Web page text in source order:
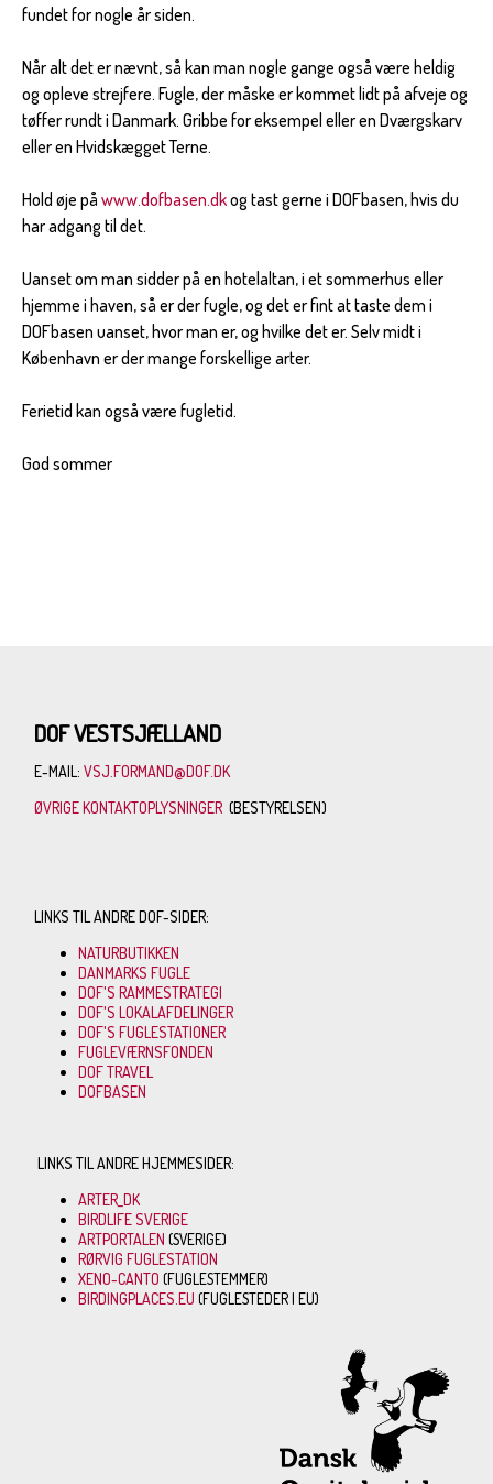
fundet for nogle år siden.
Når alt det er nævnt, så kan man nogle gange også være heldig
og opleve strejfere. Fugle, der måske er kommet lidt på afveje og
tøffer rundt i Danmark. Gribbe for eksempel eller en Dværgskarv
eller en Hvidskægget Terne.
Hold øje på www.dofbasen.dkog tast gerne i DOFbasen, hvis du
har adgang til det.
Uanset om man sidder på en hotelaltan, i et sommerhus eller
hjemme i haven, så er der fugle, og det er fint at taste dem i
DOFbasen uanset, hvor man er, og hvilke det er. Selv midt i
København er der mange forskellige arter.
Ferietid kan også være fugletid.
God sommer
DOF VESTSJÆLLAND
E-MAIL:VSJ.FORMAND@DOF.DK
ØVRIGE KONTAKTOPLYSNINGER (BESTYRELSEN)
LINKS TIL ANDRE DOF-SIDER:
NATURBUTIKKEN
DANMARKS FUGLE
DOF'S RAMMESTRATEGI
DOF'S LOKALAFDELINGER
DOF'S FUGLESTATIONER
FUGLEVÆRNSFONDEN
DOF TRAVEL
DOFBASEN
LINKS TIL ANDRE HJEMMESIDER:
ARTER_DK
BIRDLIFE SVERIGE
ARTPORTALEN (SVERIGE)
RØRVIG FUGLESTATION
XENO-CANTO (FUGLESTEMMER)
BIRDINGPLACES.EU(FUGLESTEDER I EU)